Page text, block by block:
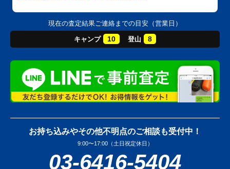
現在の査定結果ご連絡までの目安（営業日）
キャンプ 10 登山 8
お持ち込みやその他不明点のご相談も受付中！
9:00〜17:00（土日祝定休日）
03-6416-5404